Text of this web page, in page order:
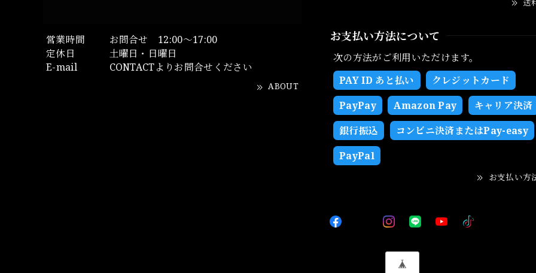
営業時間
お問合せ 12:00～17:00
定休日
土曜日・日曜日
E-mail
CONTACTよりお問合せください
ABOUT
お支払い方法について
次の方法がご利用いただけます。
PAY ID あと払い
クレジットカード
PayPay
Amazon Pay
キャリア決済
銀行振込
コンビニ決済またはPay-easy
PayPal
お支払い方